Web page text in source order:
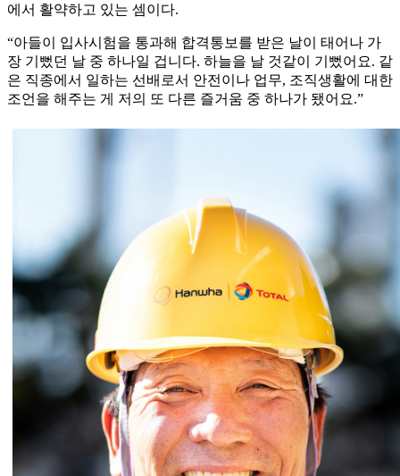
에서 활약하고 있는 셈이다.
“아들이 입사시험을 통과해 합격통보를 받은 날이 태어나 가
장 기뻤던 날 중 하나일 겁니다. 하늘을 날 것같이 기뻤어요. 같
은 직종에서 일하는 선배로서 안전이나 업무, 조직생활에 대한
조언을 해주는 게 저의 또 다른 즐거움 중 하나가 됐어요.”